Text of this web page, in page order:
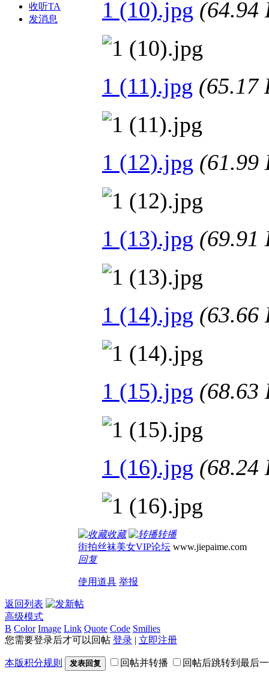
收听TA
发消息
1 (10).jpg (64.94
1 (11).jpg (65.17
1 (12).jpg (61.99
1 (13).jpg (69.91
1 (14).jpg (63.66
1 (15).jpg (68.63
1 (16).jpg (68.24
收藏
转播
街拍丝袜美女VIP论坛 www.jiepaime.com
回复
使用道具 举报
返回列表
高级模式
B Color Image Link Quote Code Smilies
您需要登录后才可以回帖 登录 | 立即注册
本版积分规则 发表回复 回帖并转播 回帖后跳转到最后